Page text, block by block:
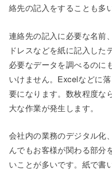
絡先の記入をすることも多
連絡先の記入に必要な名前
ドレスなどを紙に記入した
必要なデータを調べるのに
いけません。Excelなどに
要になります。数枚程度な
大な作業が発生します。
会社内の業務のデジタル化
んでもお客様が関わる部分
いことが多いです。紙で書